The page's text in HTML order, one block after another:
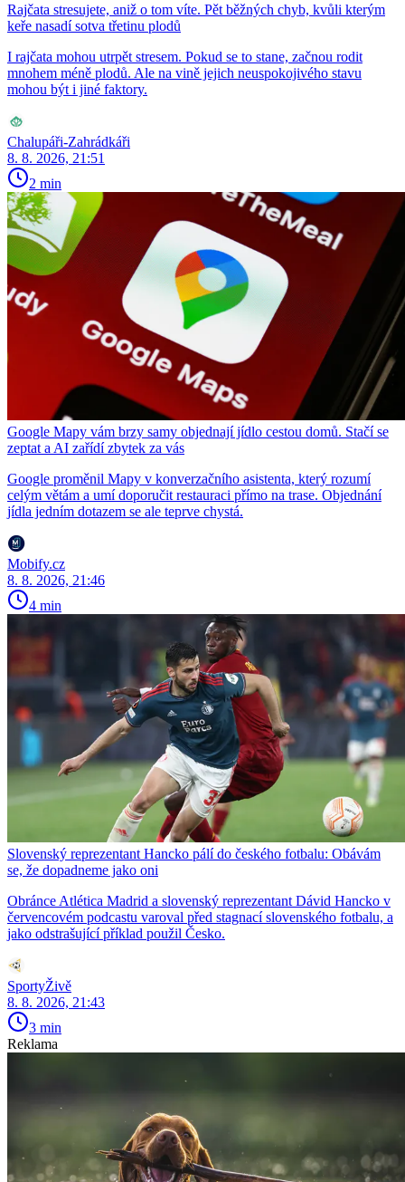
Rajčata stresujete, aniž o tom víte. Pět běžných chyb, kvůli kterým
keře nasadí sotva třetinu plodů
I rajčata mohou utrpět stresem. Pokud se to stane, začnou rodit
mnohem méně plodů. Ale na vině jejich neuspokojivého stavu
mohou být i jiné faktory.
Chalupáři-Zahrádkáři
8. 8. 2026, 21:51
2 min
Google Mapy vám brzy samy objednají jídlo cestou domů. Stačí se
zeptat a AI zařídí zbytek za vás
Google proměnil Mapy v konverzačního asistenta, který rozumí
celým větám a umí doporučit restauraci přímo na trase. Objednání
jídla jedním dotazem se ale teprve chystá.
Mobify.cz
8. 8. 2026, 21:46
4 min
Slovenský reprezentant Hancko pálí do českého fotbalu: Obávám
se, že dopadneme jako oni
Obránce Atlética Madrid a slovenský reprezentant Dávid Hancko v
červencovém podcastu varoval před stagnací slovenského fotbalu, a
jako odstrašující příklad použil Česko.
SportyŽivě
8. 8. 2026, 21:43
3 min
Reklama